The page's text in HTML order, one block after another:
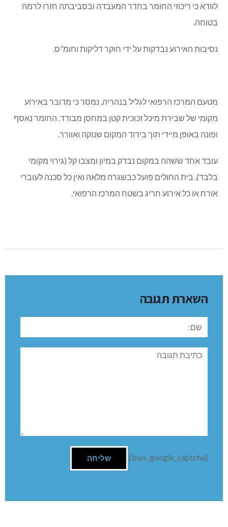
לוודא כי ריכוזי החומר בחדר המעבדה ובסביבתה חזרו לרמה
בטוחה.
נסיבות האירוע נבדקות על ידי חוקר דליקות וחומ”ס.
מטעם המרכז הרפואי לגליל בנהריה, נמסר כי מדובר באירוע
מקומי של שבירת מיכל זכוכית קטן במחסן מבודד. החומר נאסף
ופונה באופן מיידי תוך בידוד המקום שנוקה ואוורר.
עובד אחד ששהה במקום נבדק במיון ומצבו קל (גירוי מקומי
בלבד). בית החולים פועל כבשגרה מלאה ואין כל סכנה לעוברי
אורח או כל אירוע חריג בשטח המרכז הרפואי.
השארת תגובה
שם:
תגובה
[bws_google_captcha]